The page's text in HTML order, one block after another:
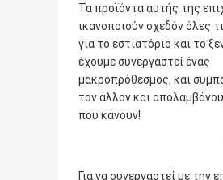
Τα προϊόντα αυτής της
ικανοποιούν σχεδόν όλες
για το εστιατόριο και το
έχουμε συνεργαστεί ένας
μακροπρόθεσμος, και
τον άλλον και
που κάνουν!
Για να συνεργαστεί με την